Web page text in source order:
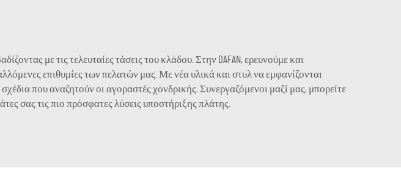
με τις τελευταίες τάσεις του κλάδου. Στην DAFAN, ερευνούμε και
επιθυμίες των πελατών μας. Με νέα υλικά και στυλ να εμφανίζονται
που αναζητούν οι αγοραστές χονδρικής. Συνεργαζόμενοι μαζί μας, μπορείτε
σας τις πιο πρόσφατες λύσεις υποστήριξης πλάτης.